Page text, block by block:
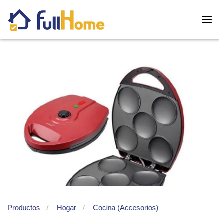
Skip to main content
Productos Hogar Cocina (Accesorios)